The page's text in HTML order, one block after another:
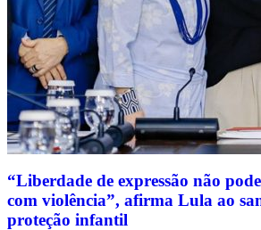
“Liberdade de expressão não
com violência”, afirma Lula ao
proteção infantil